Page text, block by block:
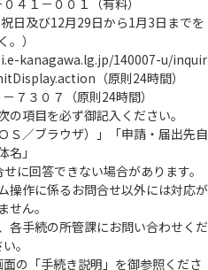
４１－００１（有料）
及び12月29日から1月3日までを
。）
kanagawa.lg.jp/140007-u/inquir
（原則24時間）
７３０７（原則24時間）
項目を必ず御記入ください。
Ｓ／ブラウザ）」「申請・届出先自
名」
に回答できない場合があります。
操作に係るお問合せ以外には対応が
せん。
各手続の所管課にお問い合わせくだ
。
面の「手続き説明」を御参照くださ